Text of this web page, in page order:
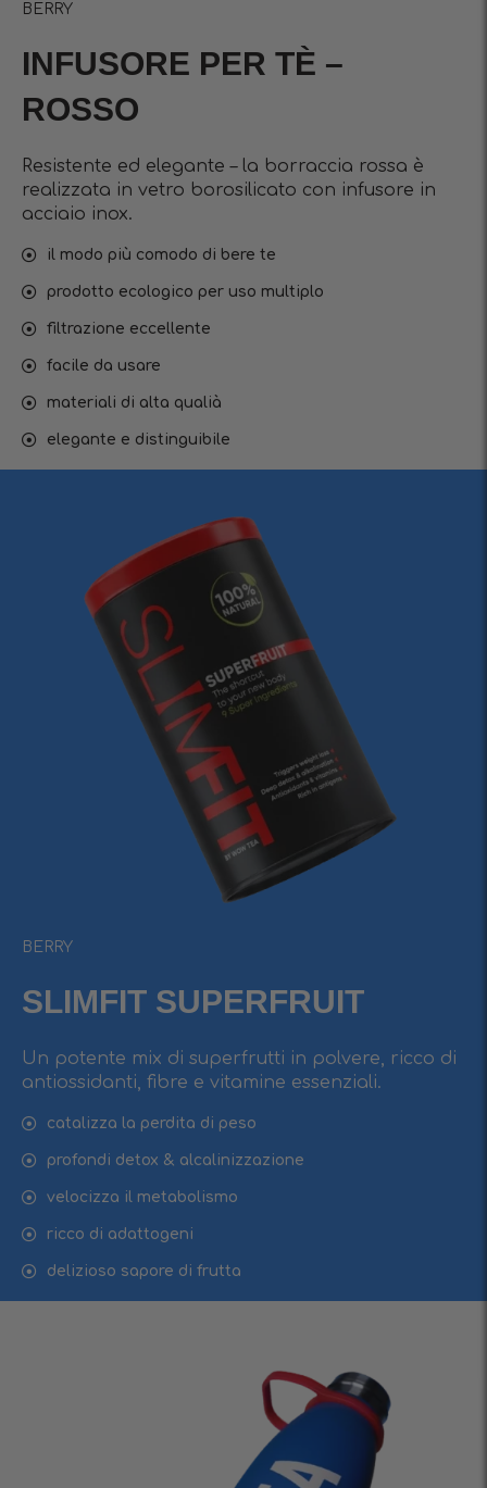
BERRY
INFUSORE PER TÈ –
ROSSO
Resistente ed elegante – la borraccia rossa è
realizzata in vetro borosilicato con infusore in
acciaio inox.
il modo più comodo di bere te
prodotto ecologico per uso multiplo
filtrazione eccellente
facile da usare
materiali di alta qualià
elegante e distinguibile
BERRY
SLIMFIT SUPERFRUIT
Un potente mix di superfrutti in polvere, ricco di
antiossidanti, fibre e vitamine essenziali.
catalizza la perdita di peso
profondi detox & alcalinizzazione
velocizza il metabolismo
ricco di adattogeni
delizioso sapore di frutta